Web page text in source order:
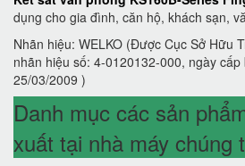
dụng cho gia đình, căn hộ, khách sạn,
Nhãn hiệu: WELKO (Được Cục Sở Hữu
nhãn hiệu số: 4-0120132-000, ngày
25/03/2009 )
Danh mục các sản
xuất tại nhà máy chúng